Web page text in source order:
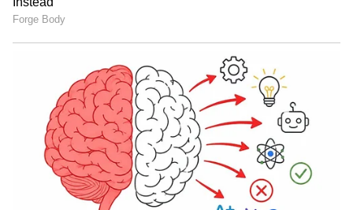
ಆದರೆ, ಇದೊಂದು ಕೇವಲ ಫ್ಯಾಮಿಲಿ ಚಿತ್ರವಾಗಿರದೆ, ಇದರಲ್ಲಿ
ನಿರೀಕ್ಷಿಸುತ್ತಿದ್ದಾರೆ. ಅಷ್ಟೇ ಅಲ್ಲ, 'ತುಡಕ್ಕಂ'ನಲ್ಲಿ
ಮೋಹನ್‌ಲಾಲ್ ಕೂಡ ಅತಿಥಿ ಪಾತ್ರದಲ್ಲಿ
ಕಾಣಿಸಿಕೊಳ್ಳಬಹುದು ಎಂಬ ನಿರೀಕ್ಷೆಯೂ ಇದೆ.